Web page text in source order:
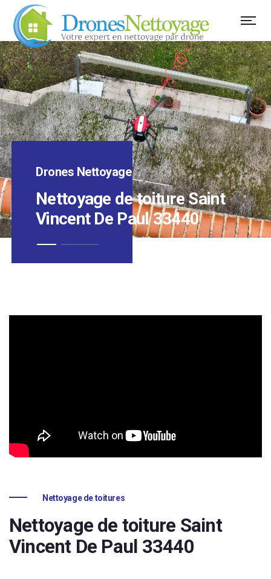
Drones Nettoyage
Nettoyage de toiture Saint
Vincent De Paul 33440
Nettoyage de toitures
Nettoyage de toiture Saint
Vincent De Paul 33440